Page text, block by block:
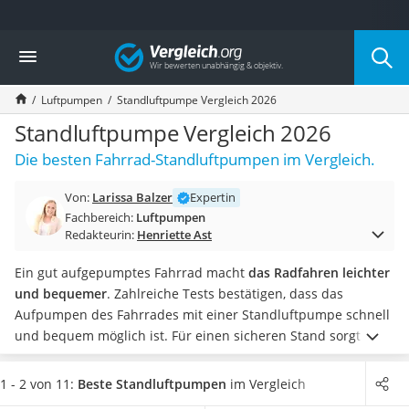
Die beliebtesten Vergleiche nach Kategorie
Freizeit & Sport
Gartentrampolin
Trampolin
Metalldetektor
Eufab-Fahrradträger
Trampolin 366 cm
Aluminium-Koffer
Futterboot
E-Bike-Dreirad
Trekkingschuhe Herren
Reisetasche mit Rollen
Klimmzugstation
Koffer
Nachtsichtgerät
Vergleich
Luftpumpen Standluftpumpe Vergleich 2026
Standluftpumpe Vergleich 2026
Die besten Fahrrad-Standluftpumpen im Vergleich.
Von: Larissa Balzer
Expertin
Fachbereich: Luftpumpen
Redakteurin: Henriette Ast
Ein gut aufgepumptes Fahrrad macht das Radfahren leichter
und bequemer. Zahlreiche Tests bestätigen, dass das
Aufpumpen des Fahrrades mit einer Standluftpumpe schnell
und bequem möglich ist. Für einen sicheren Stand sorgt
hierbeieine rutschfeste Trittfläche. Ein ergonomischer Griff
lässtdie Hände weniger ermüden. Damit Sie den erreichten
1 - 2 von 11: Beste Standluftpumpen im Vergleich